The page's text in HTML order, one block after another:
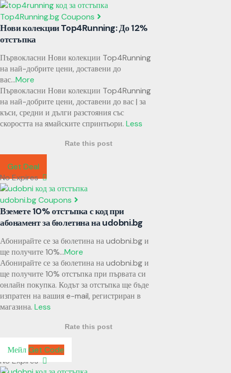
Top4Running.bg Coupons
Нови колекции Top4Running: До 12%
отстъпка
Първокласни Нови колекции Top4Running
на най-добрите цени, доставени до
вас...More
Първокласни Нови колекции Top4Running
на най-добрите цени, доставени до вас | за
къси, средни и дълги разстояния със
скоростта на ямайските спринтьори. Less
Rate this post
Get Deal
No Expires
udobni.bg Coupons
Вземете 10% отстъпка с код при
абонамент за бюлетина на udobni.bg
Абонирайте се за бюлетина на udobni.bg и
ще получите 10%...More
Абонирайте се за бюлетина на udobni.bg и
ще получите 10% отстъпка при първата си
онлайн покупка. Кодът за отстъпка ще бъде
изпратен на вашия e-mail, регистриран в
магазина. Less
Rate this post
МейлGet Code
No Expires